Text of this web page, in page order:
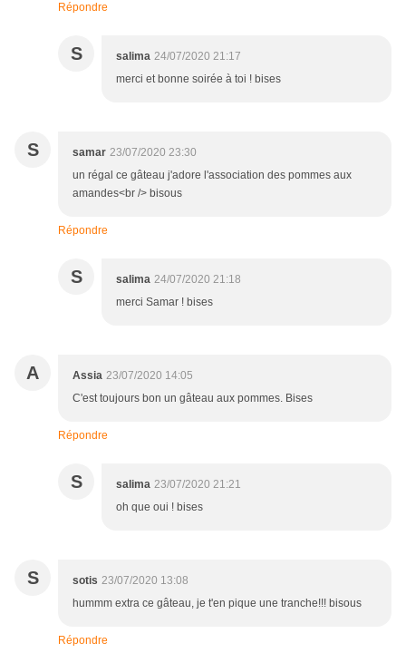
Répondre
S salima 24/07/2020 21:17
merci et bonne soirée à toi ! bises
S samar 23/07/2020 23:30
un régal ce gâteau j'adore l'association des pommes aux
amandes<br /> bisous
Répondre
S salima 24/07/2020 21:18
merci Samar ! bises
A Assia 23/07/2020 14:05
C'est toujours bon un gâteau aux pommes. Bises
Répondre
S salima 23/07/2020 21:21
oh que oui ! bises
S sotis 23/07/2020 13:08
hummm extra ce gâteau, je t'en pique une tranche!!! bisous
Répondre